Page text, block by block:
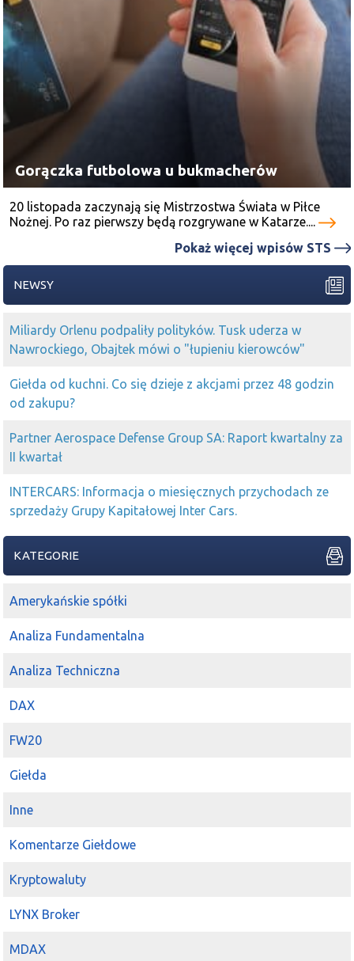
Gorączka futbolowa u bukmacherów
20 listopada zaczynają się Mistrzostwa Świata w Piłce
Nożnej. Po raz pierwszy będą rozgrywane w Katarze....
Pokaż więcej wpisów STS
NEWSY
Miliardy Orlenu podpaliły polityków. Tusk uderza w
Nawrockiego, Obajtek mówi o "łupieniu kierowców"
Giełda od kuchni. Co się dzieje z akcjami przez 48 godzin
od zakupu?
Partner Aerospace Defense Group SA: Raport kwartalny za
II kwartał
INTERCARS: Informacja o miesięcznych przychodach ze
sprzedaży Grupy Kapitałowej Inter Cars.
KATEGORIE
Amerykańskie spółki
Analiza Fundamentalna
Analiza Techniczna
DAX
FW20
Giełda
Inne
Komentarze Giełdowe
Kryptowaluty
LYNX Broker
MDAX